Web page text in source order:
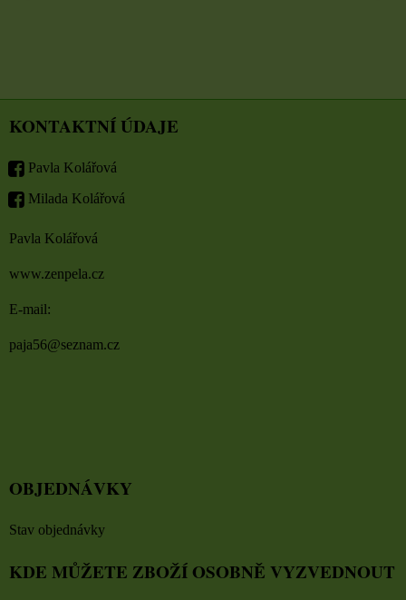
KONTAKTNÍ ÚDAJE
Pavla Kolářová
Milada Kolářová
Pavla Kolářová
www.zenpela.cz
E-mail:
paja56@seznam.cz
OBJEDNÁVKY
Stav objednávky
KDE MŮŽETE ZBOŽÍ OSOBNĚ VYZVEDNOUT